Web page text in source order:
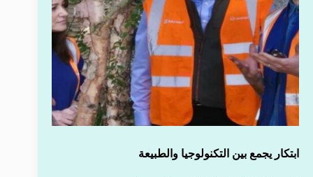
ابتكار يجمع بين التكنولوجيا والطبيعة